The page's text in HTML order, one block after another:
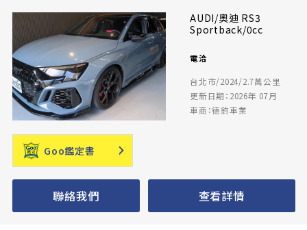
AUDI/奧迪 RS3
Sportback/0cc
電洽
台北市/2024/2.7萬公里
更新日期：2026年 07月
車商：德鈞車業
Goo鑑定書
聯絡我們 查看詳情